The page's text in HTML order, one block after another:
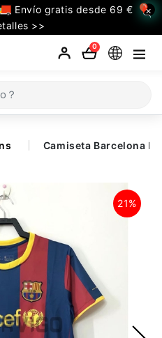
Envío gratis desde 69 €
>>
×
0
Camiseta Barcelona
21%